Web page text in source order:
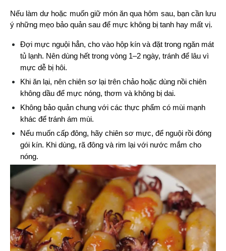
Nếu làm dư hoặc muốn giữ món ăn qua hôm sau, bạn cần lưu
ý những mẹo bảo quản sau để mực không bị tanh hay mất vị.
Đợi mực nguội hẳn, cho vào hộp kín và đặt trong ngăn mát
tủ lạnh. Nên dùng hết trong vòng 1–2 ngày, tránh để lâu vì
mực dễ bị hôi.
Khi ăn lại, nên chiên sơ lại trên chảo hoặc dùng nồi chiên
không dầu để mực nóng, thơm và không bị dai.
Không bảo quản chung với các thực phẩm có mùi mạnh
khác để tránh ám mùi.
Nếu muốn cấp đông, hãy chiên sơ mực, để nguội rồi đóng
gói kín. Khi dùng, rã đông và rim lại với nước mắm cho
nóng.